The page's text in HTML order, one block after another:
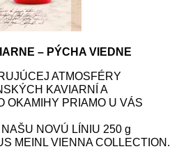
– PÝCHA VIEDNE
ATMOSFÉRY
KAVIARNÍ A
OKAMIHY PRIAMO U VÁS
NOVÚ LÍNIU 250 g
MEINL VIENNA COLLECTION.